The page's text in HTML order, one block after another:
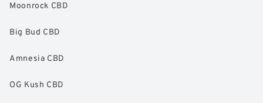
Moonrock CBD
Big Bud CBD
Amnesia CBD
OG Kush CBD